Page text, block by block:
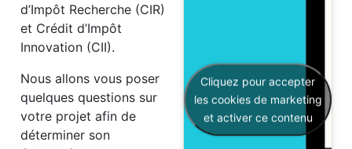
d’Impôt Recherche (CIR)
et Crédit d’Impôt
Innovation (CII).
Nous allons vous poser
quelques questions sur
votre projet afin de
déterminer son
Cliquez pour accepter
les cookies de marketing
et activer ce contenu
Levée de fonds
Obtenez des financements privés
pour concrétiser la stratégie de
développement de votre entreprise